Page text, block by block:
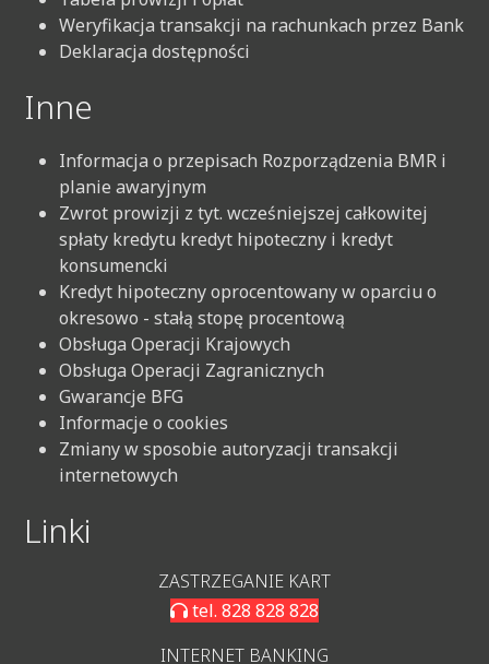
Weryfikacja transakcji na rachunkach przez Bank
Deklaracja dostępności
Inne
Informacja o przepisach Rozporządzenia BMR i
planie awaryjnym
Zwrot prowizji z tyt. wcześniejszej całkowitej
spłaty kredytu kredyt hipoteczny i kredyt
konsumencki
Kredyt hipoteczny oprocentowany w oparciu o
okresowo - stałą stopę procentową
Obsługa Operacji Krajowych
Obsługa Operacji Zagranicznych
Gwarancje BFG
Informacje o cookies
Zmiany w sposobie autoryzacji transakcji
internetowych
Linki
ZASTRZEGANIE KART
tel. 828 828 828
INTERNET BANKING